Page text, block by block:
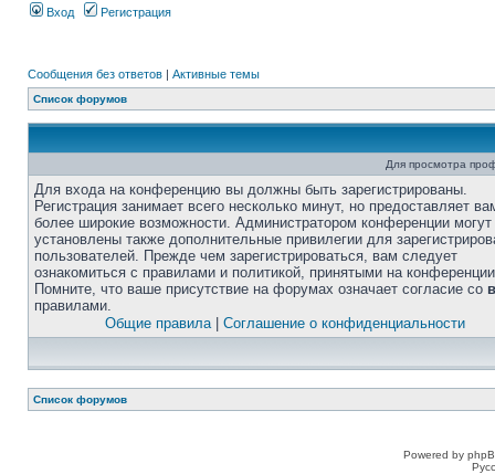
Вход Регистрация
Сообщения без ответов | Активные темы
Список форумов
Для просмотра
Для входа на конференцию вы должны быть зарегистрированы.
Регистрация занимает всего несколько минут, но предоставляет
более широкие возможности. Администратором конференции
установлены также дополнительные привилегии для
пользователей. Прежде чем зарегистрироваться, вам следует
ознакомиться с правилами и политикой, принятыми на
Помните, что ваше присутствие на форумах означает согласие со
правилами.
Общие правила| Соглашение о конфиденциальности
Список форумов
Powered by